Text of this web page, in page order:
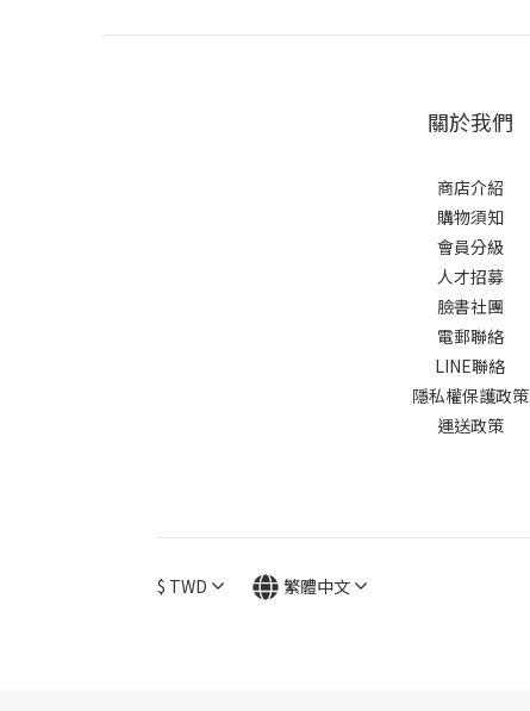
關於我們
商店介紹
購物須知
會員分級
人才招募
臉書社團
電郵聯絡
LINE聯絡
隱私權保護政策
運送政策
$ TWD 繁體中文